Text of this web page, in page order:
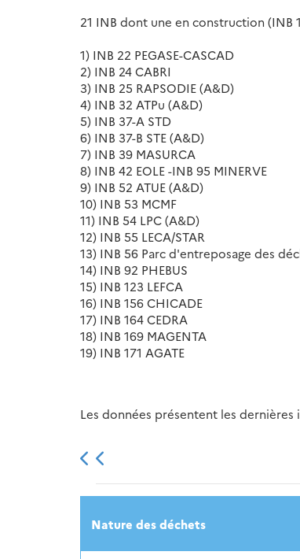
21 INB dont une en construction (INB
1) INB 22 PEGASE-CASCAD
2) INB 24 CABRI
3) INB 25 RAPSODIE (A&D)
4) INB 32 ATPu (A&D)
5) INB 37-A STD
6) INB 37-B STE (A&D)
7) INB 39 MASURCA
8) INB 42 EOLE -INB 95 MINERVE
9) INB 52 ATUE (A&D)
10) INB 53 MCMF
11) INB 54 LPC (A&D)
12) INB 55 LECA/STAR
13) INB 56 Parc d'entreposage des
14) INB 92 PHEBUS
15) INB 123 LEFCA
16) INB 156 CHICADE
17) INB 164 CEDRA
18) INB 169 MAGENTA
19) INB 171 AGATE
Les données présentent les
2013 2014
Nature des déchets